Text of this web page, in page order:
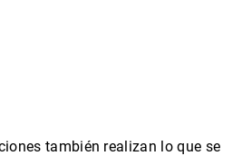
también realizan lo que se